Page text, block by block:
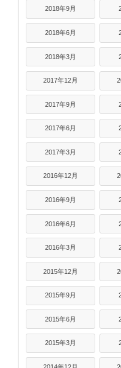
2018年9月
2018年6月
2018年3月
2017年12月
2017年9月
2017年6月
2017年3月
2016年12月
2016年9月
2016年6月
2016年3月
2015年12月
2015年9月
2015年6月
2015年3月